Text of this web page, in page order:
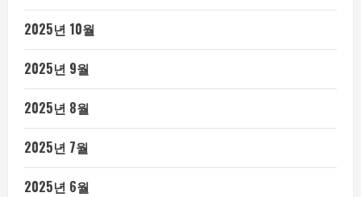
2025년 10월
2025년 9월
2025년 8월
2025년 7월
2025년 6월